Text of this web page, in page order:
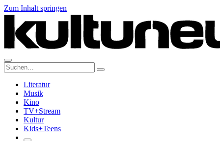
Zum Inhalt springen
Suche:
Literatur
Musik
Kino
TV+Stream
Kultur
Kids+Teens